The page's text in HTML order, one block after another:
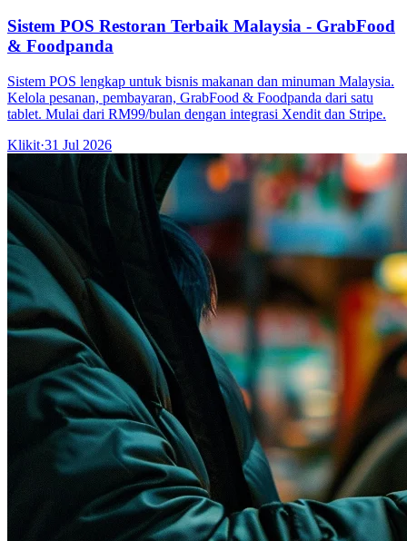
Sistem POS Restoran Terbaik Malaysia - GrabFood
& Foodpanda
Sistem POS lengkap untuk bisnis makanan dan minuman Malaysia.
Kelola pesanan, pembayaran, GrabFood & Foodpanda dari satu
tablet. Mulai dari RM99/bulan dengan integrasi Xendit dan Stripe.
Klikit·31 Jul 2026